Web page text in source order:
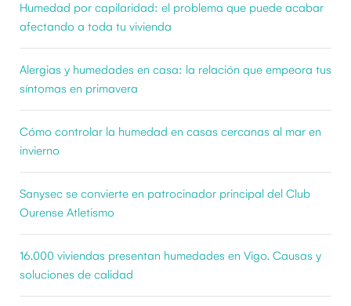
Humedad por capilaridad: el problema que puede acabar
afectando a toda tu vivienda
Alergias y humedades en casa: la relación que empeora tus
síntomas en primavera
Cómo controlar la humedad en casas cercanas al mar en
invierno
Sanysec se convierte en patrocinador principal del Club
Ourense Atletismo
16.000 viviendas presentan humedades en Vigo. Causas y
soluciones de calidad